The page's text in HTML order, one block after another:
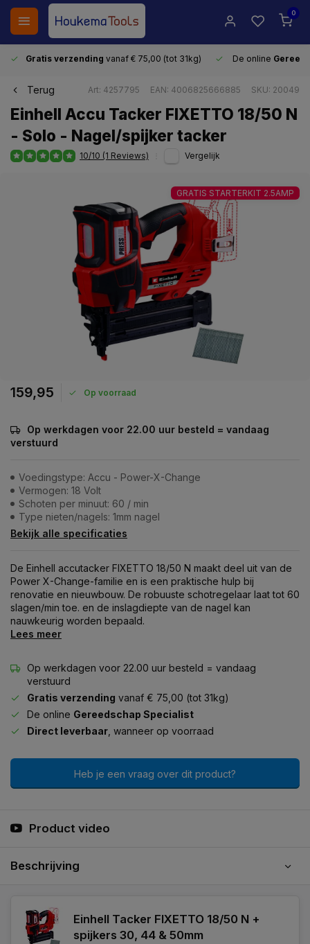
0
Gratis verzending vanaf € 75,00 (tot 31kg) De online
Terug Art: 4257795 EAN: 4006825666885 SKU: 20049
Einhell Accu Tacker FIXETTO 18/50 N
- Solo - Nagel/spijker tacker
10/10 (1 Reviews) Vergelijk
GRATIS STARTERKIT 2.5AMP
159,95 Op voorraad
Op werkdagen voor 22.00 uur besteld = vandaag
verstuurd
Voedingstype: Accu - Power-X-Change
Vermogen: 18 Volt
Schoten per minuut: 60 / min
Type nieten/nagels: 1mm nagel
Bekijk alle specificaties
De Einhell accutacker FIXETTO 18/50 N maakt deel uit van de
Power X-Change-familie en is een praktische hulp bij
renovatie en nieuwbouw. De robuuste schotregelaar laat tot 60
slagen/min toe. en de inslagdiepte van de nagel kan
nauwkeurig worden bepaald.
Lees meer
Op werkdagen voor 22.00 uur besteld = vandaag
verstuurd
Gratis verzending vanaf € 75,00 (tot 31kg)
De online Gereedschap Specialist
Direct leverbaar , wanneer op voorraad
Heb je een vraag over dit product?
Product video
Beschrijving
Einhell Tacker FIXETTO 18/50 N +
spijkers 30, 44 & 50mm